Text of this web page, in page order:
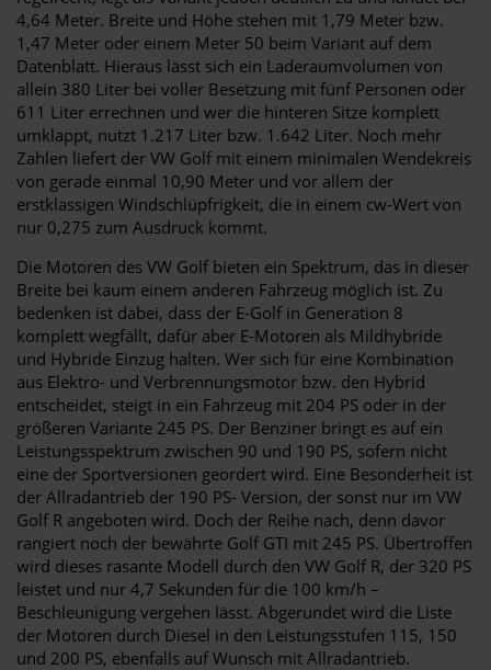
4,64 Meter. Breite und Höhe stehen mit 1,79 Meter bzw.
1,47 Meter oder einem Meter 50 beim Variant auf dem
Datenblatt. Hieraus lässt sich ein Laderaumvolumen von
allein 380 Liter bei voller Besetzung mit fünf Personen oder
611 Liter errechnen und wer die hinteren Sitze komplett
umklappt, nutzt 1.217 Liter bzw. 1.642 Liter. Noch mehr
Zahlen liefert der VW Golf mit einem minimalen Wendekreis
von gerade einmal 10,90 Meter und vor allem der
erstklassigen Windschlüpfrigkeit, die in einem cw-Wert von
nur 0,275 zum Ausdruck kommt.
Die Motoren des VW Golf bieten ein Spektrum, das in dieser
Breite bei kaum einem anderen Fahrzeug möglich ist. Zu
bedenken ist dabei, dass der E-Golf in Generation 8
komplett wegfällt, dafür aber E-Motoren als Mildhybride
und Hybride Einzug halten. Wer sich für eine Kombination
aus Elektro- und Verbrennungsmotor bzw. den Hybrid
entscheidet, steigt in ein Fahrzeug mit 204 PS oder in der
größeren Variante 245 PS. Der Benziner bringt es auf ein
Leistungsspektrum zwischen 90 und 190 PS, sofern nicht
eine der Sportversionen geordert wird. Eine Besonderheit ist
der Allradantrieb der 190 PS- Version, der sonst nur im VW
Golf R angeboten wird. Doch der Reihe nach, denn davor
rangiert noch der bewährte Golf GTI mit 245 PS. Übertroffen
wird dieses rasante Modell durch den VW Golf R, der 320 PS
leistet und nur 4,7 Sekunden für die 100 km/h –
Beschleunigung vergehen lässt. Abgerundet wird die Liste
der Motoren durch Diesel in den Leistungsstufen 115, 150
und 200 PS, ebenfalls auf Wunsch mit Allradantrieb.